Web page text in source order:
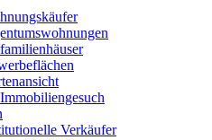
Verkäufer